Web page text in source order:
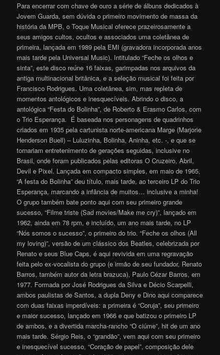
Para encerrar com chave de ouro a série de álbuns dedicados à
Jovem Guarda, sem dúvida o primeiro movimento de massa da
história da MPB, o Toque Musical oferece prazeirosamente a
seus amigos cultos, ocultos e associados uma coletânea de
primeira, lançada em 1989 pela EMI (gravadora incorporada anos
mais tarde pela Universal Music). Intitulado “Feche os olhos e
sinta”, este disco reúne 16 faixas, garimpadas nos arquivos da
antiga multinacional britânica, e a seleção musical foi feita por
Francisco Rodrigues. Uma coletânea, sim, mas repleta de
momentos antológicos e inesquecíveis. Abrindo o disco, a
antológica “Festa do Bolinha”, de Roberto & Erasmo Carlos, com
o Trio Esperança. É baseada nos personagens de quadrinhos
criados em 1935 pela cartunista norte-americana Marge (Marjorie
Henderson Buell) – Luluzinha, Bolinha, Aninha, etc. -, e que se
tornariam entretenimento de gerações seguidas, inclusive no
Brasil, onde foram publicados pelas editoras O Cruzeiro, Abril,
Devil e Pixel. Lançada em compacto simples, em maio de 1965,
“A festa do Bolinha” deu título, mais tarde, ao terceiro LP do Trio
Esperança, marcando a infância de muitos… inclusive a minha!
O grupo também bate ponto aqui com seu primeiro grande
sucesso, “Filme triste (Sad movies/Make me cry)”, lançado em
1962, ainda em 78 rpm, e incluído, um ano mais tarde, no LP
“Nós somos o sucesso”, o primeiro do trio. “Feche os olhos (All
my loving)”, versão de um clássico dos Beatles, celebrizada por
Renato e seus Blue Caps, é aqui revivida em uma regravação
feita pelo ex-vocalista do grupo (e irmão de seu fundador, Renato
Barros, também autor da letra brazuca), Paulo Cézar Barros, em
1977. Formada por José Rodrigues da Silva e Décio Scarpelli,
ambos paulistas de Santos, a dupla Deny e Dino aqui comparece
com duas faixas imperdíveis: a primeira é “Coruja”, seu primeiro
e maior sucesso, lançado em 1966 e que batizou o primeiro LP
de ambos, e a divertida marcha-rancho “O ciúme”, hit de um ano
mais tarde. Sérgio Reis, o “grandão”, vem aqui com seu primeiro
e inesquecível sucesso, “Coração de papel”, composição dele